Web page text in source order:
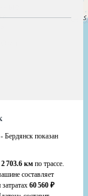
показан
2 703.6 км по трассе.
составляет
60 560 ₽